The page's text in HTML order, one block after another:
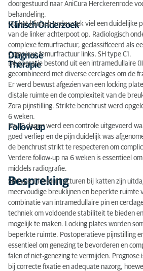
doorgestuurd naar AniCura Herckerenrode
behandeling.
Klinisch Onderzoek
Op het klinisch onderzoek viel een duidelijke
van de linker achterpoot op. Radiologisch
complexe femurfractuur, geclassificeerd als
Diagnose
Complexe femurfractuur links, SH type C1.
Therapie
De operatie bestond uit een intramedullaire
gecombineerd met diverse cerclages om de
Er werd bewust afgezien van een locking
distale ruimte en de complexiteit van de
Zora pijnstilling. Strikte benchrust werd
6 weken.
Follow-up
Na 10 dagen werd een controle uitgevoerd
goed verliep en de pijn duidelijk was
de benchrust strikt te respecteren om
Verdere follow-up na 6 weken is essentieel
middels radiografie.
Bespreking
SH type C1 femurfracturen bij katten zijn
meervoudige breuklijnen en beperkte ruimte
combinatie van intramedullaire pin en
techniek om voldoende stabiliteit te bieden
mogelijk te maken. Locking plates worden
beperkte ruimte. Postoperatieve pijnstilling
essentieel om genezing te bevorderen en
falen of niet-genezing te vermijden. Prognose
bij correcte fixatie en adequate nazorg,